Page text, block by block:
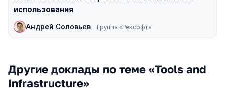
использования
Андрей Соловьев Группа «Рексофт»
Другие доклады по теме «Tools and
Infrastructure»